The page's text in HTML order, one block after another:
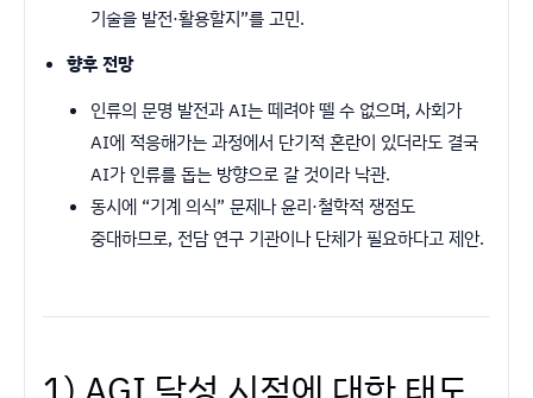
기술을 발전·활용할지”를 고민.
향후 전망
인류의 문명 발전과 AI는 떼려야 뗄 수 없으며, 사회가
AI에 적응해가는 과정에서 단기적 혼란이 있더라도 결국
AI가 인류를 돕는 방향으로 갈 것이라 낙관.
동시에 “기계 의식” 문제나 윤리·철학적 쟁점도
중대하므로, 전담 연구 기관이나 단체가 필요하다고 제안.